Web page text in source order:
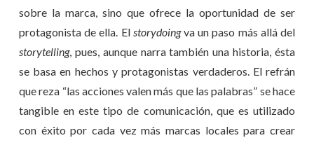
sobre la marca, sino que ofrece la oportunidad de ser
protagonista de ella. El storydoingva un paso más allá del
storytelling, pues, aunque narra también una historia, ésta
se basa en hechos y protagonistas verdaderos. El refrán
que reza “las acciones valen más que las palabras” se hace
tangible en este tipo de comunicación, que es utilizado
con éxito por cada vez más marcas locales para crear